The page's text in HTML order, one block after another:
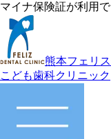
マイナ保険証が利用
熊本フェリ
こども歯科クリニック